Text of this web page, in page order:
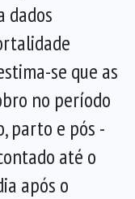
dados
se que as
no período
parto e pós -
até o
após o